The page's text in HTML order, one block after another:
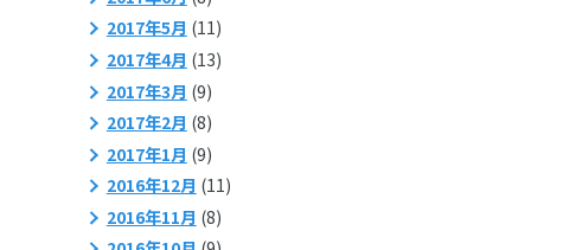
2017年5月 (11)
2017年4月 (13)
2017年3月 (9)
2017年2月 (8)
2017年1月 (9)
2016年12月 (11)
2016年11月 (8)